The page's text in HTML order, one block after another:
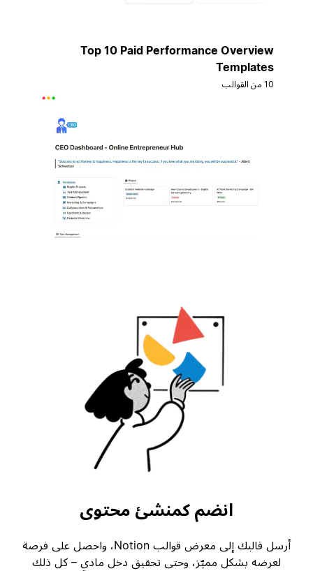
Top 10 Paid Performance Overview
Templates
انضم كمنشئ محتوى
أرسل قالبك إلى معرض قوالب Notion، واحصل على فرصة
لعرضه بشكل مميّز، وحتى تحقيق دخل مادي – كل ذلك